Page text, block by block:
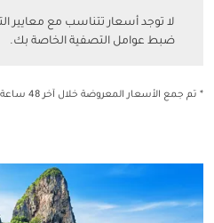
لا توجد أسعار تتناسب مع معايير
ضبط عوامل التصفية الخاصة بك.
* تم جمع الأسعار المعروضة خلال آخر 48 ساعة وقد لا تكون متاحة وقت الحجز.